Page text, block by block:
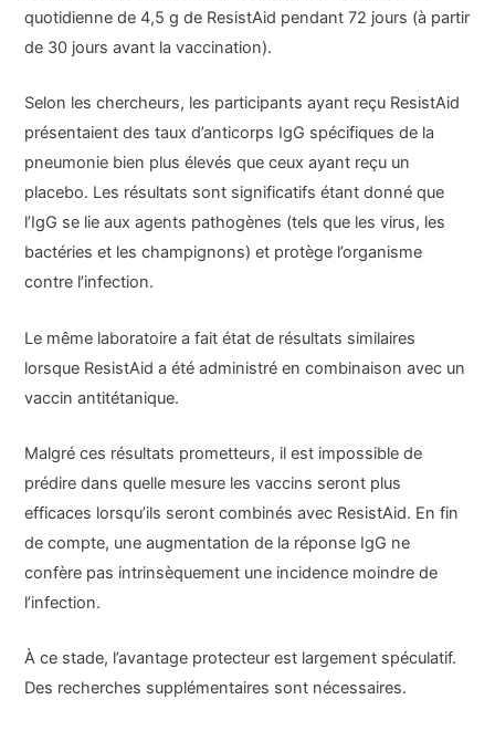
quotidienne de 4,5 g de ResistAid pendant 72 jours (à partir
de 30 jours avant la vaccination).
Selon les chercheurs, les participants ayant reçu ResistAid
présentaient des taux d’anticorps IgG spécifiques de la
pneumonie bien plus élevés que ceux ayant reçu un
placebo. Les résultats sont significatifs étant donné que
l’IgG se lie aux agents pathogènes (tels que les virus, les
bactéries et les champignons) et protège l’organisme
contre l’infection.
Le même laboratoire a fait état de résultats similaires
lorsque ResistAid a été administré en combinaison avec un
vaccin antitétanique.
Malgré ces résultats prometteurs, il est impossible de
prédire dans quelle mesure les vaccins seront plus
efficaces lorsqu’ils seront combinés avec ResistAid. En fin
de compte, une augmentation de la réponse IgG ne
confère pas intrinsèquement une incidence moindre de
l’infection.
À ce stade, l’avantage protecteur est largement spéculatif.
Des recherches supplémentaires sont nécessaires.